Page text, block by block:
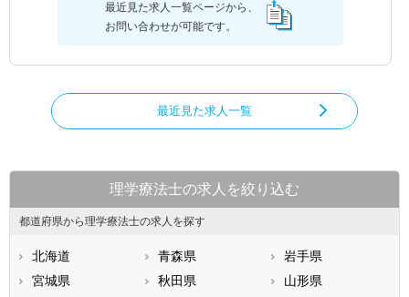
最近見た求人一覧ページから、
お問い合わせが可能です。
最近見た求人一覧
理学療法士の求人を絞り込む
都道府県から理学療法士の求人を探す
北海道 青森県
岩手県
宮城県
秋田県
山形県